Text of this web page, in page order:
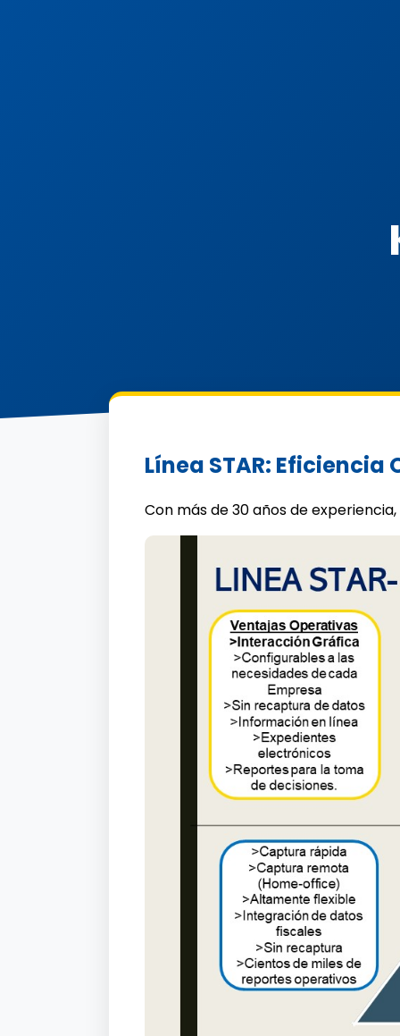
Línea STAR: Eficiencia
Con más de 30 años de